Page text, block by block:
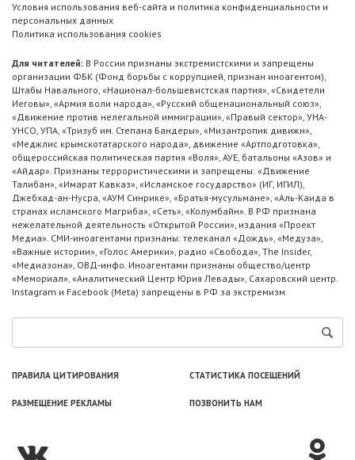
Условия использования веб-сайта и политика конфиденциальности и
персональных данных
Политика использования cookies
Для читателей: В России признаны экстремистскими и запрещены
организации ФБК (Фонд борьбы с коррупцией, признан иноагентом),
Штабы Навального, «Национал-большевистская партия», «Свидетели
Иеговы», «Армия воли народа», «Русский общенациональный союз»,
«Движение против нелегальной иммиграции», «Правый сектор», УНА-
УНСО, УПА, «Тризуб им. Степана Бандеры», «Мизантропик дивижн»,
«Меджлис крымскотатарского народа», движение «Артподготовка»,
общероссийская политическая партия «Воля», АУЕ, батальоны «Азов» и
«Айдар». Признаны террористическими и запрещены: «Движение
Талибан», «Имарат Кавказ», «Исламское государство» (ИГ, ИГИЛ),
Джебхад-ан-Нусра, «АУМ Синрике», «Братья-мусульмане», «Аль-Каида в
странах исламского Магриба», «Сеть», «Колумбайн». В РФ признана
нежелательной деятельность «Открытой России», издания «Проект
Медиа». СМИ-иноагентами признаны: телеканал «Дождь», «Медуза»,
«Важные истории», «Голос Америки», радио «Свобода», The Insider,
«Медиазона», ОВД-инфо. Иноагентами признаны общество/центр
«Мемориал», «Аналитический Центр Юрия Левады», Сахаровский центр.
Instagram и Facebook (Metа) запрещены в РФ за экстремизм.
ПРАВИЛА ЦИТИРОВАНИЯ СТАТИСТИКА ПОСЕЩЕНИЙ
РАЗМЕЩЕНИЕ РЕКЛАМЫ ПОЗВОНИТЬ НАМ